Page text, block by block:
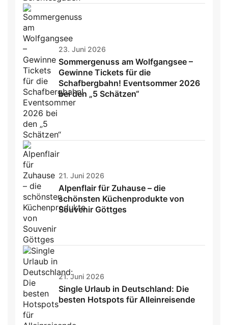
23. Juni 2026
Sommergenuss am Wolfgangsee –
Gewinne Tickets für die
Schafbergbahn! Eventsommer 2026
bei den „5 Schätzen“
21. Juni 2026
Alpenflair für Zuhause – die
schönsten Küchenprodukte von
Souvenir Göttges
21. Juni 2026
Single Urlaub in Deutschland: Die
besten Hotspots für Alleinreisende